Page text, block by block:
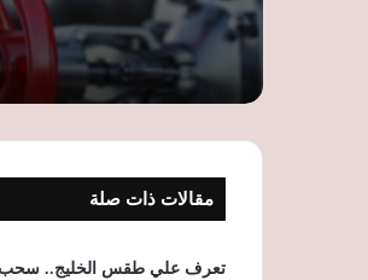
مقالات ذات صلة
تعرف علي طقس الخليج.. سحب